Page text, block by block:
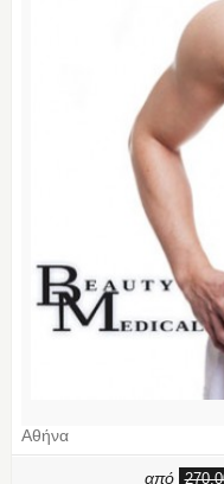
Αθήνα
από